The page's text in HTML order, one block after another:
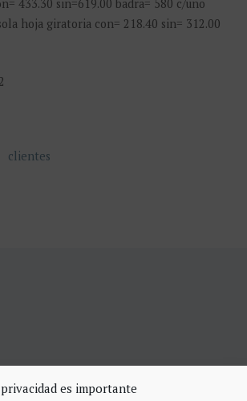
es importante
433.30 sin=619.00 badra= 580 c/uno
hoja giratoria con= 218.40 sin= 312.00
clientes
DE CERRAJERÍA